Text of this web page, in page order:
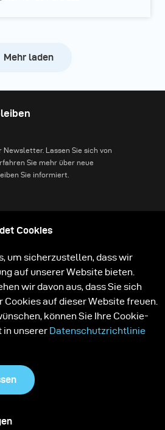
Mehr laden
Lassen Sie sich von
Sie mehr über neue
Sie informiert.
Technologien
Lernen
Karriere
Cookies
um sicherzustellen, dass wir
auf unserer Website bieten.
wir davon aus, dass Sie sich
auf dieser Website freuen.
können Sie Ihre Cookie-
in unserer Datenschutzrichtlinie